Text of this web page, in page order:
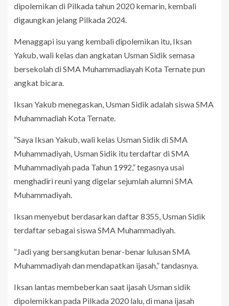
dipolemikan di Pilkada tahun 2020 kemarin, kembali
digaungkan jelang Pilkada 2024.
Menaggapi isu yang kembali dipolemikan itu, Iksan
Yakub, wali kelas dan angkatan Usman Sidik semasa
bersekolah di SMA Muhammadiayah Kota Ternate pun
angkat bicara.
Iksan Yakub menegaskan, Usman Sidik adalah siswa SMA
Muhammadiah Kota Ternate.
“Saya Iksan Yakub, wali kelas Usman Sidik di SMA
Muhammadiyah, Usman Sidik itu terdaftar di SMA
Muhammadiyah pada Tahun 1992,” tegasnya usai
menghadiri reuni yang digelar sejumlah alumni SMA
Muhammadiyah.
Iksan menyebut berdasarkan daftar 8355, Usman Sidik
terdaftar sebagai siswa SMA Muhammadiyah.
“Jadi yang bersangkutan benar-benar lulusan SMA
Muhammadiyah dan mendapatkan ijasah,” tandasnya.
Iksan lantas membeberkan saat ijasah Usman sidik
dipolemikkan pada Pilkada 2020 lalu, di mana ijasah